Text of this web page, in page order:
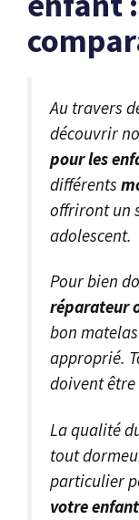
Au travers
découvrir
pour les
différents
offriront un
adolescent.
Pour bien
réparateur
bon
approprié.
doivent être
La qualité
tout
particulier
votre